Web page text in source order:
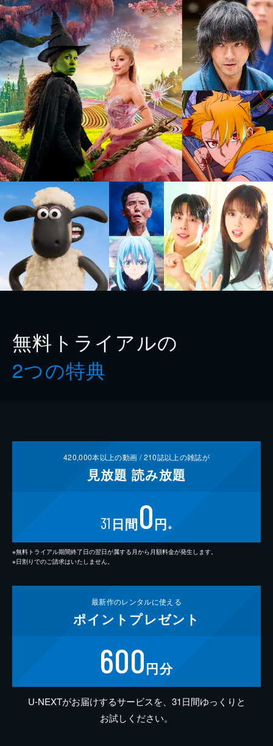
無料トライアルの
2つの特典
420,000本以上の動画 /210誌以上の雑誌が
見放題 読み放題
31 日間0円 ※
※無料トライアル期間終了日の翌日が属する月から月額料金が発生します。
※日割りでのご請求はいたしません。
最新作のレンタルに使える
ポイント プレゼント
600円分
U-NEXTがお届けするサービスを、31日間ゆっくりと
お試しください。